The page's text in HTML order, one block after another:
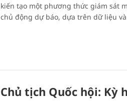
kiến tạo một phương thức giám sát
chủ động dự báo, dựa trên dữ liệu
Chủ tịch Quốc hội: Kỳ